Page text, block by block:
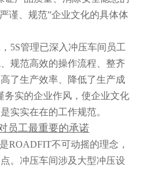
谨、规范”企业文化的具体体
5S管理已深入冲压车间员工
规范高效的操作流程、整齐
了生产效率、降低了生产成
务实的企业作风，使企业文化
实实在在的工作规范。
员工最重要的承诺
ROADFIT不可动摇的理念，
。冲压车间涉及大型冲压设